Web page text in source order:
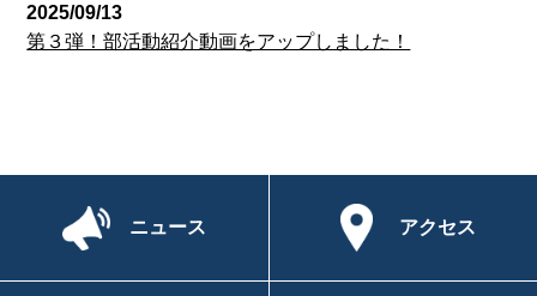
2025/09/13
第３弾！部活動紹介動画をアップしました！
ニュース アクセス